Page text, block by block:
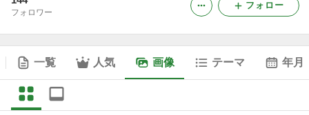
フォロワー
フォロー
一覧 人気 画像 テーマ 年月